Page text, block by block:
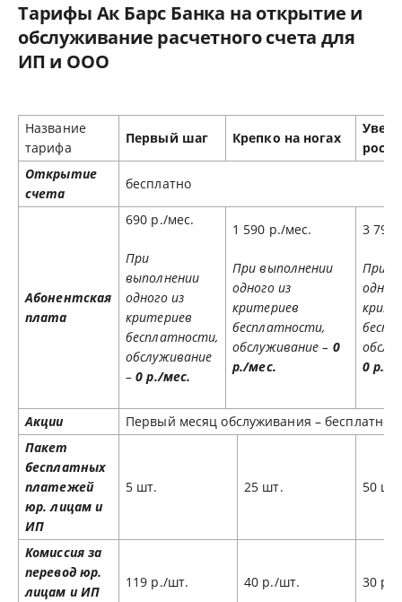
Тарифы Ак Барс Банка на открытие и
обслуживание расчетного счета для
ИП и ООО
Название
тарифа
Первый шаг Крепко на ногах
рост
Открытие
счета
бесплатно
Абонентская
плата
690 р./мес.
При
выполнении
одного из
критериев
бесплатности,
обслуживание
–0 р./мес.
1 590 р./мес.
При выполнении
одного из
критериев
бесплатности,
обслуживание – 0
р./мес.
3 790
При
0 р./
Акции
Первый месяц обслуживания – бесплатно.
Пакет
бесплатных
платежей
юр. лицам и
ИП
5 шт. 25 шт. 50 шт.
Комиссия за
перевод юр.
лицам и ИП
119 р./шт. 40 р./шт. 30 р./